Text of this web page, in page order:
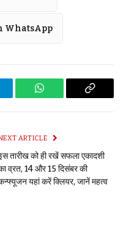
WhatsApp
WhatsApp Copy
ARTICLE
तारीख को ही रखें सफला एकादशी
व्रत, 14 और 15 दिसंबर की
यहां करें क्लियर, जानें महत्व